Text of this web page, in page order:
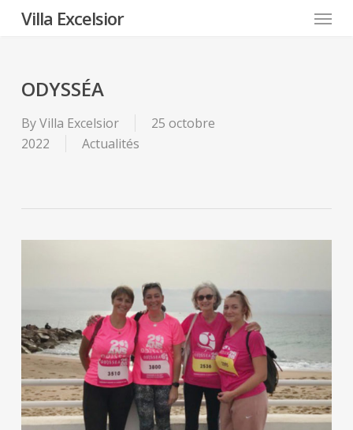
SkipVilla Excelsior Menu
ODYSSÉA
ByVilla Excelsior
25 octobre
2022
Actualités